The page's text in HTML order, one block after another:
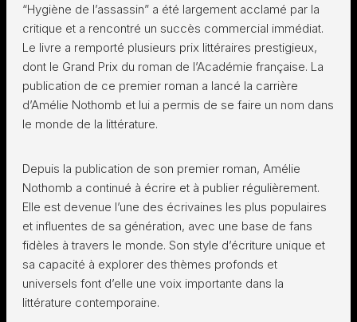
“Hygiène de l’assassin” a été largement acclamé par la
critique et a rencontré un succès commercial immédiat.
Le livre a remporté plusieurs prix littéraires prestigieux,
dont le Grand Prix du roman de l’Académie française. La
publication de ce premier roman a lancé la carrière
d’Amélie Nothomb et lui a permis de se faire un nom dans
le monde de la littérature.
Depuis la publication de son premier roman, Amélie
Nothomb a continué à écrire et à publier régulièrement.
Elle est devenue l’une des écrivaines les plus populaires
et influentes de sa génération, avec une base de fans
fidèles à travers le monde. Son style d’écriture unique et
sa capacité à explorer des thèmes profonds et
universels font d’elle une voix importante dans la
littérature contemporaine.